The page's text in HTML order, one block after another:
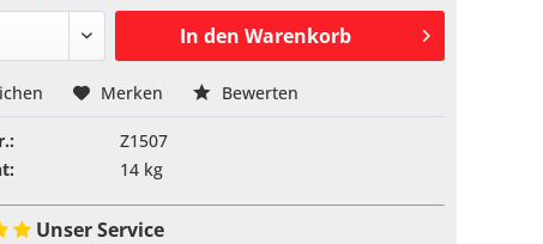
In den Warenkorb
Merken Bewerten
Z1507
14 kg
Unser Service